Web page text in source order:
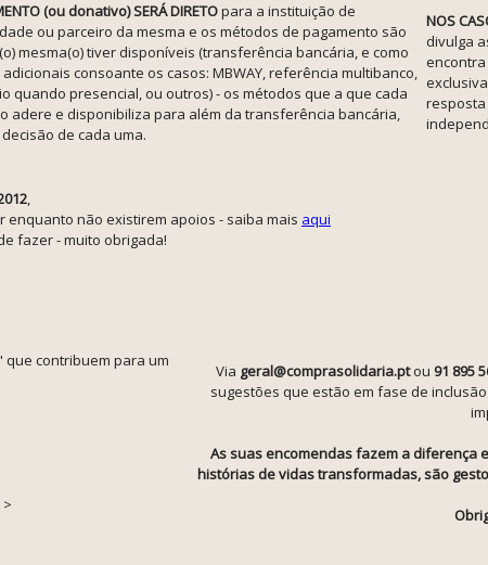
(ou donativo) SERÁ DIRETOpara a instituição de
ou parceiro da mesma e os métodos de pagamento são
mesma(o) tiver disponíveis (transferência bancária, e como
consoante os casos: MBWAY, referência multibanco,
quando presencial, ou outros) - os métodos que a que cada
adere e disponibiliza para além da transferência bancária,
de cada uma.
NOS
divulga
resposta
,
enquanto não existirem apoios - saiba mais aqui
fazer - muito obrigada!
contribuem para um
>
Via geral@comprasolidaria.ptou 91 895
sugestões que estão em fase de
As suas encomendas fazem a diferença
histórias de vidas transformadas, são